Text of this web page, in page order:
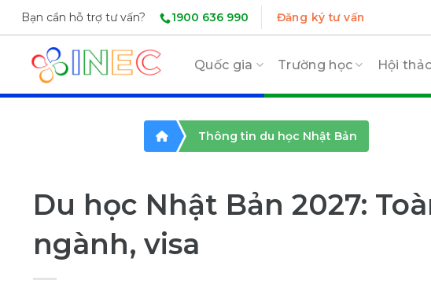
Skip
content
Bạn cần hỗ trợ tư vấn? 1900 636 990 Đăng ký tư vấn
Quốc gia Trường học Hội
Thông tin du học Nhật Bản
Du học Nhật Bản 2027:
ngành, visa